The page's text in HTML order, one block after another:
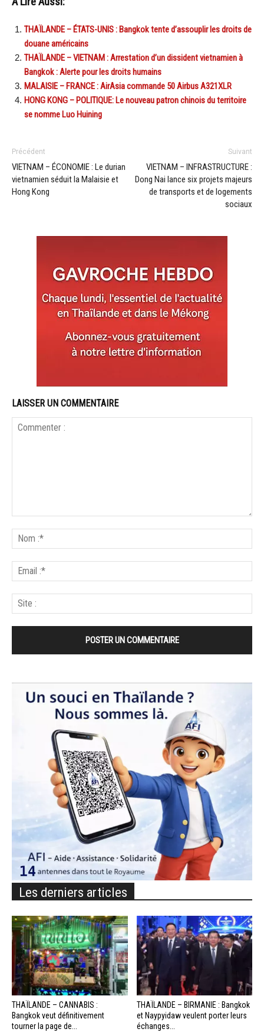
THAÏLANDE – ÉTATS-UNIS : Bangkok tente d’assouplir les droits de
douane américains
THAÏLANDE – VIETNAM : Arrestation d’un dissident vietnamien à
Bangkok : Alerte pour les droits humains
MALAISIE – FRANCE : AirAsia commande 50 Airbus A321XLR
HONG KONG – POLITIQUE: Le nouveau patron chinois du territoire
se nomme Luo Huining
Précédent
VIETNAM – ÉCONOMIE : Le durian
vietnamien séduit la Malaisie et
Hong Kong
Suivant
VIETNAM – INFRASTRUCTURE :
Dong Nai lance six projets majeurs
de transports et de logements
sociaux
LAISSER UN COMMENTAIRE
Les derniers articles
THAÏLANDE – CANNABIS :
Bangkok veut définitivement
tourner la page de...
THAÏLANDE – BIRMANIE : Bangkok
et Naypyidaw veulent porter leurs
échanges...